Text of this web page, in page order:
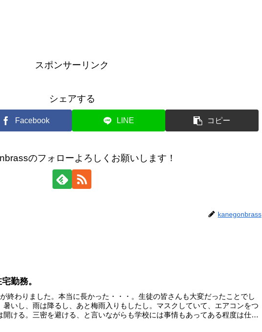
スポンサーリンク
シェアする
Facebook LINE コピー
のフォローよろしくお願いします！
kanegonbrass
勤務。
終わりました。本当に長かった・・・。生徒の皆さんも大変だったことでし
いし、雨は降るし、あと梅雨入りもしたし。マスクしていて、エアコンをつ
開ける。三密を避ける、と言いながらも学校には事情もあってある程度は仕